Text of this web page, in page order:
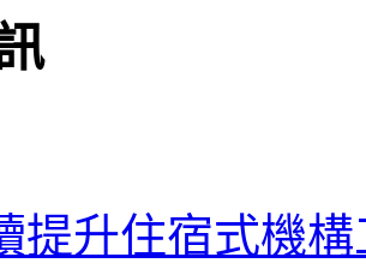
提升住宿式機